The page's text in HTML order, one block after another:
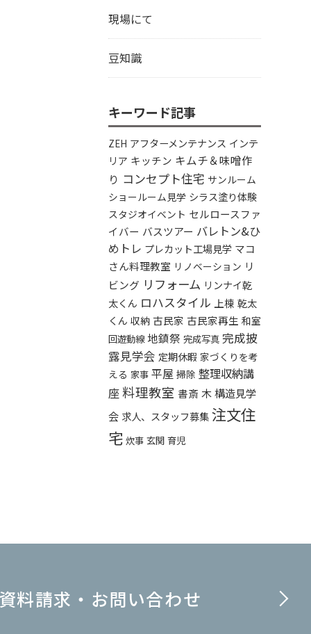
現場にて
豆知識
キーワード記事
ZEH アフターメンテナンス インテ
リア キッチン キムチ＆味噌作
り コンセプト住宅 サンルーム
ショールーム見学 シラス塗り体験
スタジオイベント セルロースファ
イバー バスツアー バレトン&ひ
めトレ プレカット工場見学 マコ
さん料理教室 リノベーション リ
ビング リフォーム リンナイ乾
太くん ロハスタイル 上棟 乾太
くん 収納 古民家 古民家再生 和室
回遊動線 地鎮祭 完成写真 完成披
露見学会 定期休暇 家づくりを考
える 家事 平屋 掃除 整理収納講
座料理教室 書斎 木構造見学
会 求人、スタッフ募集注文住
宅 炊事 玄関 育児
料請求・お問い合わせ